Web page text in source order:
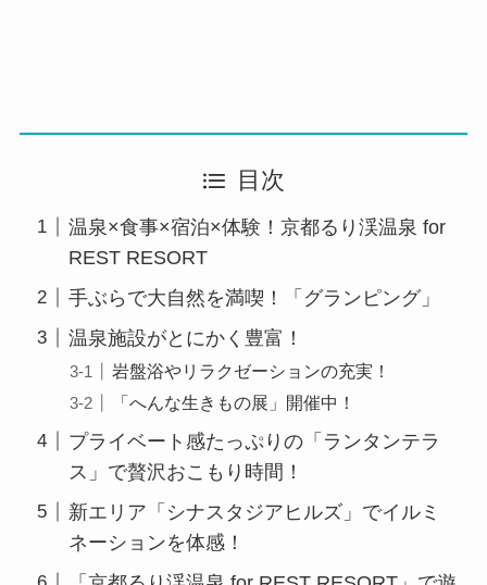
目次
温泉×食事×宿泊×体験！京都るり渓温泉 for
REST RESORT
手ぶらで大自然を満喫！「グランピング」
温泉施設がとにかく豊富！
岩盤浴やリラクゼーションの充実！
「へんな生きもの展」開催中！
プライベート感たっぷりの「ランタンテラ
ス」で贅沢おこもり時間！
新エリア「シナスタジアヒルズ」でイルミ
ネーションを体感！